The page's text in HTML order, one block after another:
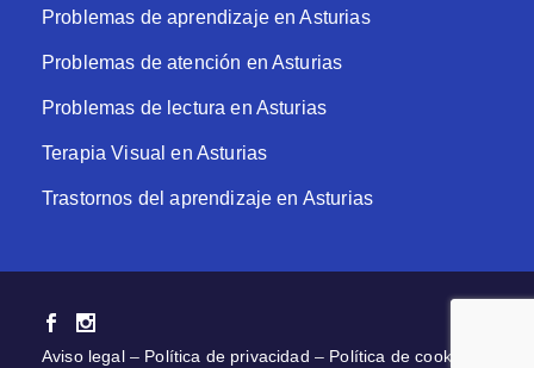
Problemas de aprendizaje en Asturias
Problemas de atención en Asturias
Problemas de lectura en Asturias
Terapia Visual en Asturias
Trastornos del aprendizaje en Asturias
Aviso legal– Política de privacidad – Política de cookies